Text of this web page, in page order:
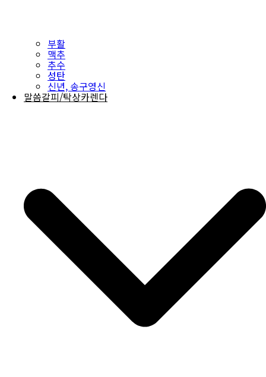
부활
맥추
추수
성탄
신년, 송구영신
말씀갈피/탁상카렌다